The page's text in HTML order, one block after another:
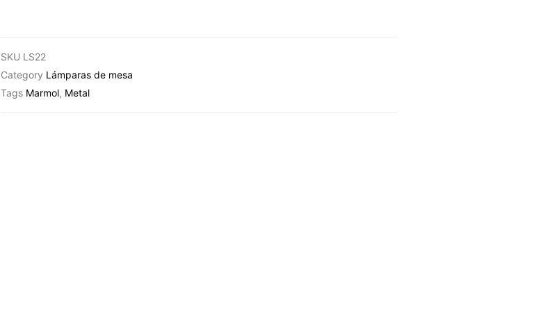
SKU LS22
Category Lámparas de mesa
Tags Marmol, Metal